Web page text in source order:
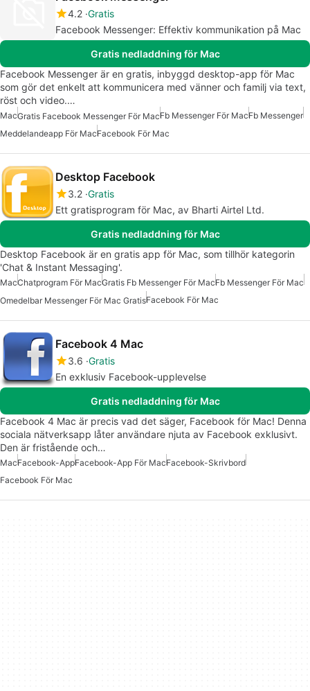
4.2 Gratis
Facebook Messenger: Effektiv kommunikation på Mac
Gratis nedladdning för Mac
Facebook Messenger är en gratis, inbyggd desktop-app för Mac
som gör det enkelt att kommunicera med vänner och familj via text,
röst och video.…
MacGratis Facebook Messenger För MacFb Messenger För MacFb Messenger
Meddelandeapp För MacFacebook För Mac
Desktop Facebook
3.2 Gratis
Ett gratisprogram för Mac, av Bharti Airtel Ltd.
Gratis nedladdning för Mac
Desktop Facebook är en gratis app för Mac, som tillhör kategorin
'Chat & Instant Messaging'.
MacChatprogram För MacGratis Fb Messenger För MacFb Messenger För Mac
Omedelbar Messenger För Mac GratisFacebook För Mac
Facebook 4 Mac
3.6 Gratis
En exklusiv Facebook-upplevelse
Gratis nedladdning för Mac
Facebook 4 Mac är precis vad det säger, Facebook för Mac! Denna
sociala nätverksapp låter användare njuta av Facebook exklusivt.
Den är fristående och…
MacFacebook-AppFacebook-App För MacFacebook-Skrivbord
Facebook För Mac